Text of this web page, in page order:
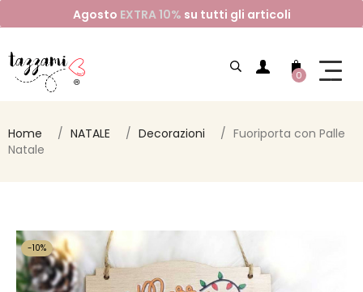
Agosto EXTRA 10% su tutti gli articoli
0
Home NATALE Decorazioni
Fuoriporta con Palle
Natale
-10%